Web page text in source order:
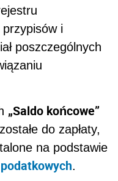
i
poszczególnych
„Saldo końcowe”
do zapłaty,
na podstawie
.